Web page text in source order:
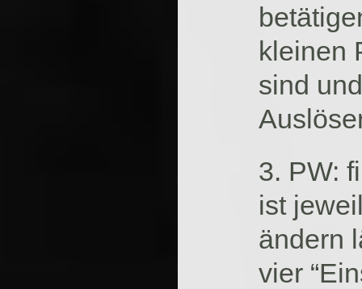
kleinen
sind
3. PW:
ist
ändern
vier